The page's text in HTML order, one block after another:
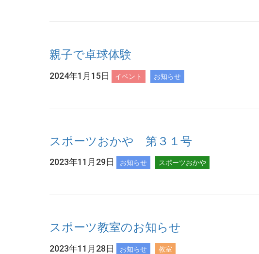
親子で卓球体験
2024年1月15日 イベント お知らせ
スポーツおかや 第３１号
2023年11月29日 お知らせ スポーツおかや
スポーツ教室のお知らせ
2023年11月28日 お知らせ 教室